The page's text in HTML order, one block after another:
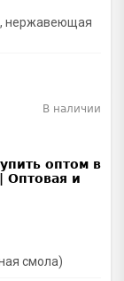
нержавеющая
смола)
В наличии